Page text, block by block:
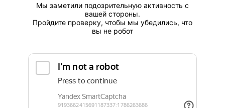
Мы заметили подозрительную активность с
вашей стороны.
Пройдите проверку, чтобы мы убедились, что
вы не робот